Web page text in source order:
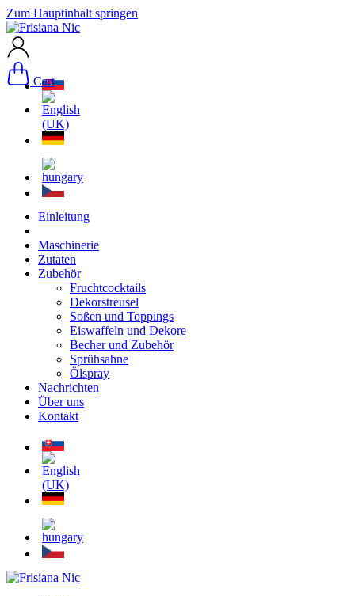
Zum Hauptinhalt springen
Cart
Einleitung
Maschinerie
Zutaten
Zubehör
Fruchtcocktails
Dekorstreusel
Soßen und Toppings
Eiswaffeln und Dekore
Becher und Zubehör
Sprühsahne
Ölspray
Nachrichten
Über uns
Kontakt